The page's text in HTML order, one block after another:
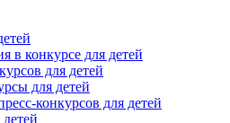
в конкурсе для детей
для детей
для детей
конкурсов для детей